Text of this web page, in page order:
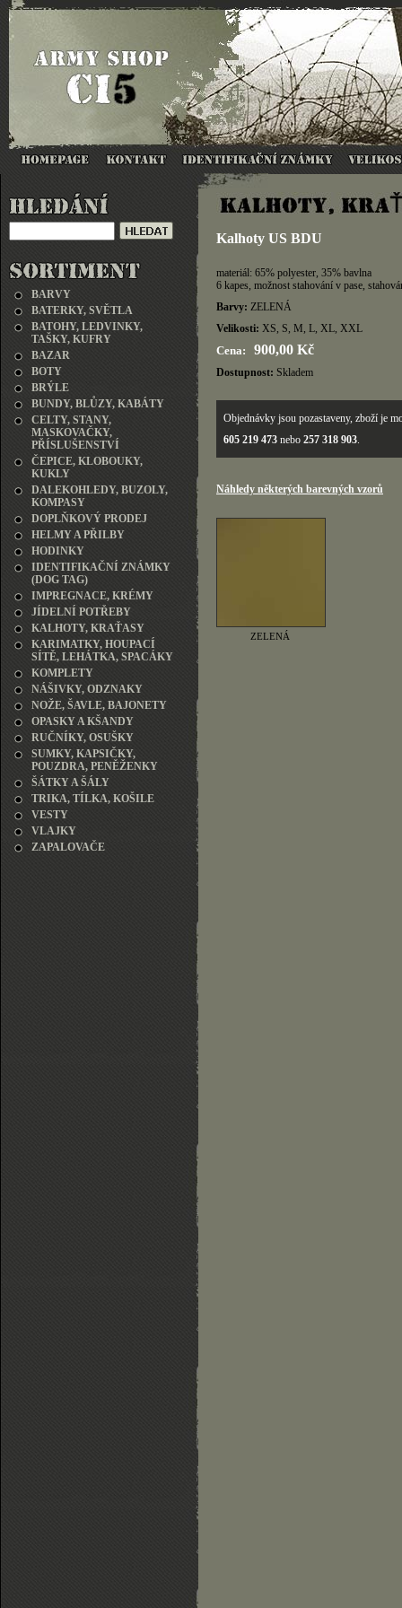
BARVY
BATERKY, SVĚTLA
BATOHY, LEDVINKY,
TAŠKY, KUFRY
BAZAR
BOTY
BRÝLE
BUNDY, BLŮZY, KABÁTY
CELTY, STANY,
MASKOVAČKY,
PŘÍSLUŠENSTVÍ
ČEPICE, KLOBOUKY,
KUKLY
DALEKOHLEDY, BUZOLY,
KOMPASY
DOPLŇKOVÝ PRODEJ
HELMY A PŘILBY
HODINKY
IDENTIFIKAČNÍ ZNÁMKY
(DOG TAG)
IMPREGNACE, KRÉMY
JÍDELNÍ POTŘEBY
KALHOTY, KRAŤASY
KARIMATKY, HOUPACÍ
SÍTĚ, LEHÁTKA, SPACÁKY
KOMPLETY
NÁŠIVKY, ODZNAKY
NOŽE, ŠAVLE, BAJONETY
OPASKY A KŠANDY
RUČNÍKY, OSUŠKY
SUMKY, KAPSIČKY,
POUZDRA, PENĚŽENKY
ŠÁTKY A ŠÁLY
TRIKA, TÍLKA, KOŠILE
VESTY
VLAJKY
ZAPALOVAČE
Kalhoty US BDU
materiál: 65% polyester, 35% bavlna
6 kapes, možnost stahování v pase,
Barvy: ZELENÁ
Velikosti: XS, S, M, L, XL, XXL
Cena: 900,00 Kč
Dostupnost: Skladem
Objednávky jsou pozastaveny, zboží je
605 219 473 nebo 257 318 903.
Náhledy některých barevných vzorů
ZELENÁ